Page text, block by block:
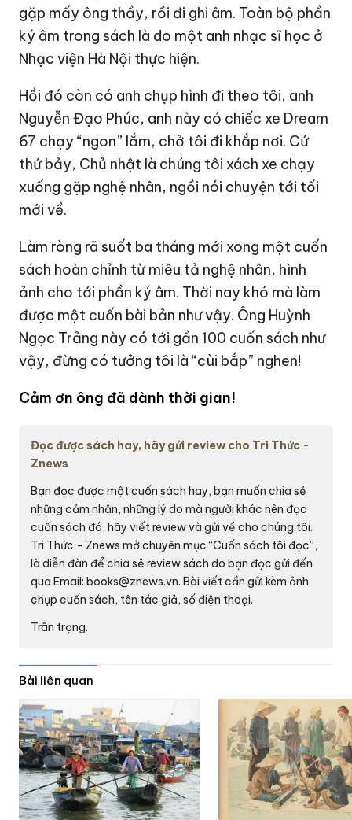
gặp mấy ông thầy, rồi đi ghi âm. Toàn bộ phần
ký âm trong sách là do một anh nhạc sĩ học ở
Nhạc viện Hà Nội thực hiện.
Hồi đó còn có anh chụp hình đi theo tôi, anh
Nguyễn Đạo Phúc, anh này có chiếc xe Dream
67 chạy “ngon” lắm, chở tôi đi khắp nơi. Cứ
thứ bảy, Chủ nhật là chúng tôi xách xe chạy
xuống gặp nghệ nhân, ngồi nói chuyện tới tối
mới về.
Làm ròng rã suốt ba tháng mới xong một cuốn
sách hoàn chỉnh từ miêu tả nghệ nhân, hình
ảnh cho tới phần ký âm. Thời nay khó mà làm
được một cuốn bài bản như vậy. Ông Huỳnh
Ngọc Trảng này có tới gần 100 cuốn sách như
vậy, đừng có tưởng tôi là “cùi bắp” nghen!
Cảm ơn ông đã dành thời gian!
Đọc được sách hay, hãy gửi review cho Tri Thức -
Znews
Bạn đọc được một cuốn sách hay, bạn muốn chia sẻ
những cảm nhận, những lý do mà người khác nên đọc
cuốn sách đó, hãy viết review và gửi về cho chúng tôi.
Tri Thức - Znews mở chuyên mục “Cuốn sách tôi đọc”,
là diễn đàn để chia sẻ review sách do bạn đọc gửi đến
qua Email:books@znews.vn. Bài viết cần gửi kèm ảnh
chụp cuốn sách, tên tác giả, số điện thoại.
Trân trọng.
Bài liên quan